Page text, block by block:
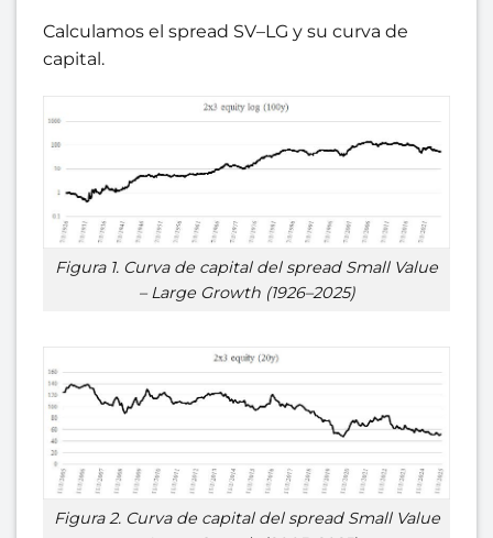
Calculamos el spread SV–LG y su curva de
capital.
Figura 1. Curva de capital del spread Small Value
– Large Growth (1926–2025)
Figura 2. Curva de capital del spread Small Value